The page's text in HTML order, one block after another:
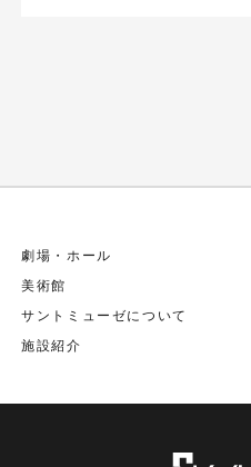
劇場・ホール
美術館
サントミューゼについて
施設紹介